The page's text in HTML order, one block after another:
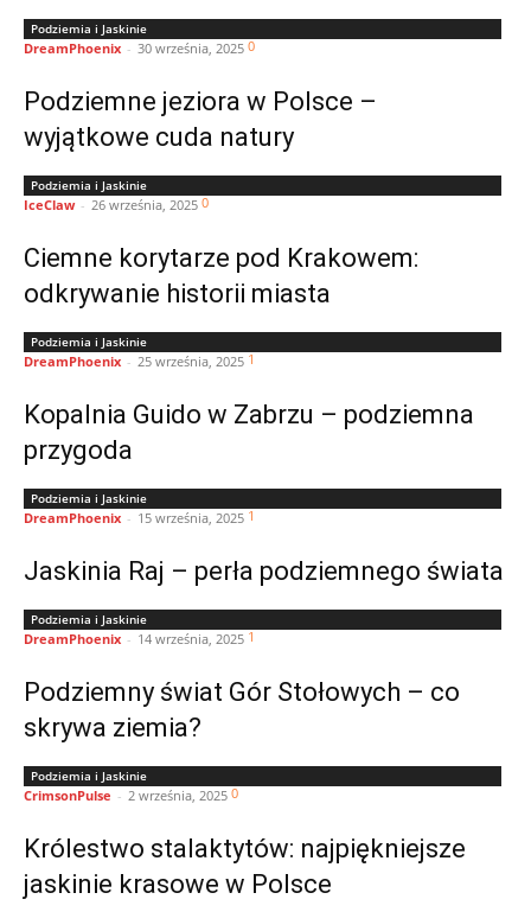
Podziemia i Jaskinie
DreamPhoenix - 30 września, 2025 0
Podziemne jeziora w Polsce –
wyjątkowe cuda natury
Podziemia i Jaskinie
IceClaw - 26 września, 2025 0
Ciemne korytarze pod Krakowem:
odkrywanie historii miasta
Podziemia i Jaskinie
DreamPhoenix - 25 września, 2025 1
Kopalnia Guido w Zabrzu – podziemna
przygoda
Podziemia i Jaskinie
DreamPhoenix - 15 września, 2025 1
Jaskinia Raj – perła podziemnego świata
Podziemia i Jaskinie
DreamPhoenix - 14 września, 2025 1
Podziemny świat Gór Stołowych – co
skrywa ziemia?
Podziemia i Jaskinie
CrimsonPulse - 2 września, 2025 0
Królestwo stalaktytów: najpiękniejsze
jaskinie krasowe w Polsce